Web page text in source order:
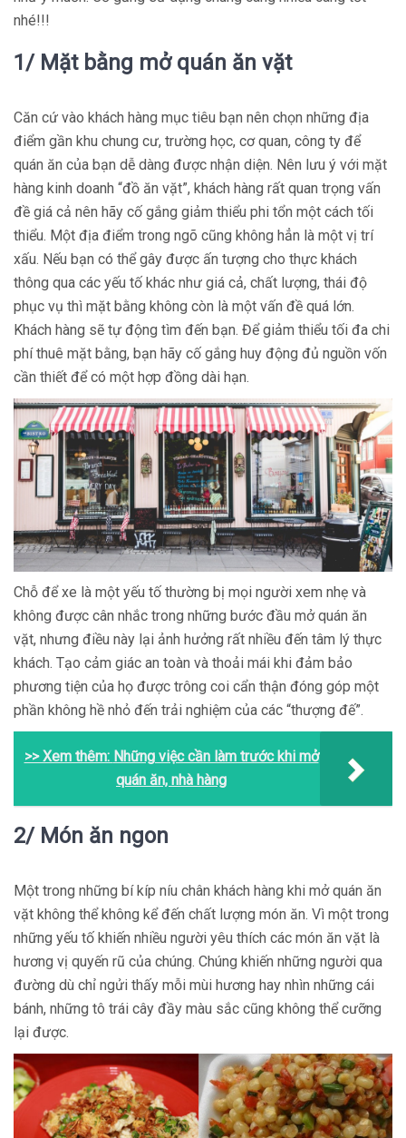
nhé!!!
1/ Mặt bằng mở quán ăn vặt
Căn cứ vào khách hàng mục tiêu bạn nên chọn những địa
điểm gần khu chung cư, trường học, cơ quan, công ty để
quán ăn của bạn dễ dàng được nhận diện. Nên lưu ý với mặt
hàng kinh doanh “đồ ăn vặt”, khách hàng rất quan trọng vấn
đề giá cả nên hãy cố gắng giảm thiểu phi tổn một cách tối
thiểu. Một địa điểm trong ngõ cũng không hẳn là một vị trí
xấu. Nếu bạn có thể gây được ấn tượng cho thực khách
thông qua các yếu tố khác như giá cả, chất lượng, thái độ
phục vụ thì mặt bằng không còn là một vấn đề quá lớn.
Khách hàng sẽ tự động tìm đến bạn. Để giảm thiểu tối đa chi
phí thuê mặt bằng, bạn hãy cố gắng huy động đủ nguồn vốn
cần thiết để có một hợp đồng dài hạn.
Chỗ để xe là một yếu tố thường bị mọi người xem nhẹ và
không được cân nhắc trong những bước đầu mở quán ăn
vặt, nhưng điều này lại ảnh hưởng rất nhiều đến tâm lý thực
khách. Tạo cảm giác an toàn và thoải mái khi đảm bảo
phương tiện của họ được trông coi cẩn thận đóng góp một
phần không hề nhỏ đến trải nghiệm của các “thượng đế”.
>> Xem thêm: Những việc cần làm trước khi mở
quán ăn, nhà hàng
2/ Món ăn ngon
Một trong những bí kíp níu chân khách hàng khi mở quán ăn
vặt không thể không kể đến chất lượng món ăn. Vì một trong
những yếu tố khiến nhiều người yêu thích các món ăn vặt là
hương vị quyến rũ của chúng. Chúng khiến những người qua
đường dù chỉ ngửi thấy mỗi mùi hương hay nhìn những cái
bánh, những tô trái cây đầy màu sắc cũng không thể cưỡng
lại được.